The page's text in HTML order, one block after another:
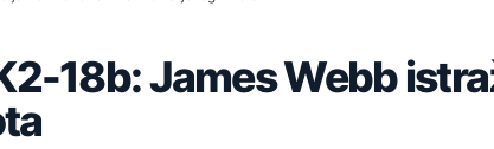
18b: James Webb